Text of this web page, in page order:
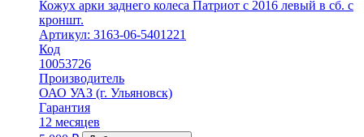
Кожух арки заднего колеса Патриот с 2016 левый в сб. с
кроншт.
Артикул: 3163-06-5401221
Код
10053726
Производитель
ОАО УАЗ (г. Ульяновск)
Гарантия
12 месяцев